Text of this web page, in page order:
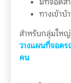
ทางเข้าบ้
สำหรับกลุ่มใหญ่
วางแผนที่จอดร
คน